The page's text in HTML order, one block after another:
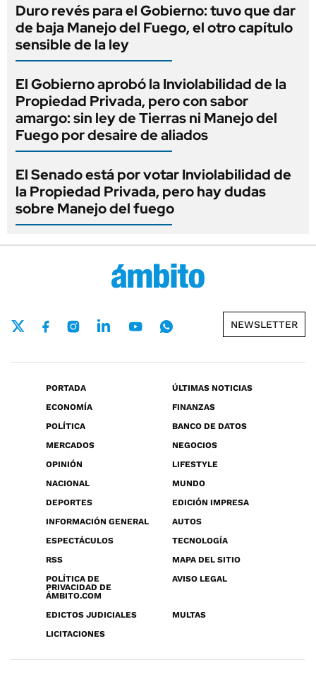
Duro revés para el Gobierno: tuvo que dar
de baja Manejo del Fuego, el otro capítulo
sensible de la ley
El Gobierno aprobó la Inviolabilidad de la
Propiedad Privada, pero con sabor
amargo: sin ley de Tierras ni Manejo del
Fuego por desaire de aliados
El Senado está por votar Inviolabilidad de
la Propiedad Privada, pero hay dudas
sobre Manejo del fuego
NEWSLETTER
PORTADA
ÚLTIMAS NOTICIAS
ECONOMÍA
FINANZAS
POLÍTICA
BANCO DE DATOS
MERCADOS
NEGOCIOS
OPINIÓN
LIFESTYLE
NACIONAL
MUNDO
DEPORTES
EDICIÓN IMPRESA
INFORMACIÓN GENERAL
AUTOS
ESPECTÁCULOS
TECNOLOGÍA
RSS
MAPA DEL SITIO
POLÍTICA DE
PRIVACIDAD DE
ÁMBITO.COM
AVISO LEGAL
EDICTOS JUDICIALES
MULTAS
LICITACIONES